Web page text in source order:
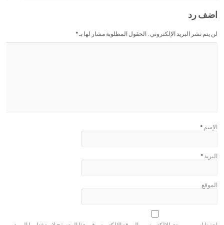
اضف رد
لن يتم نشر البريد الإلكتروني . الحقول المطلوبة مشار لها بـ*
الإسم *
البريد*
الموقع